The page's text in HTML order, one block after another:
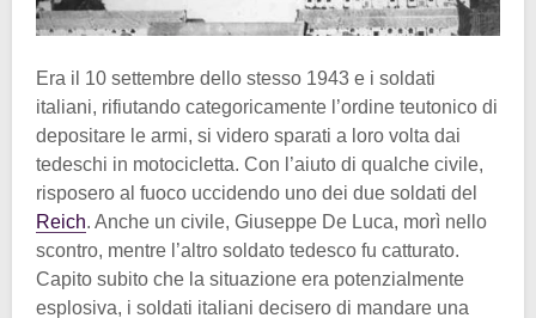
Era il 10 settembre dello stesso 1943 e i soldati
italiani, rifiutando categoricamente l’ordine teutonico di
depositare le armi, si videro sparati a loro volta dai
tedeschi in motocicletta. Con l’aiuto di qualche civile,
risposero al fuoco uccidendo uno dei due soldati del
Reich. Anche un civile, Giuseppe De Luca, morì nello
scontro, mentre l’altro soldato tedesco fu catturato.
Capito subito che la situazione era potenzialmente
esplosiva, i soldati italiani decisero di mandare una